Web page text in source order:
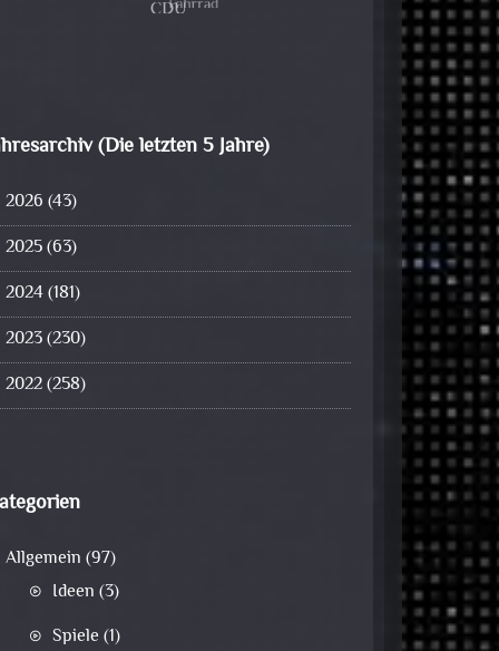
(Die letzten 5 Jahre)
2026 (43)
2025(63)
2024(181)
2023(230)
2022(258)
Allgemein (97)
Ideen (3)
Spiele (1)